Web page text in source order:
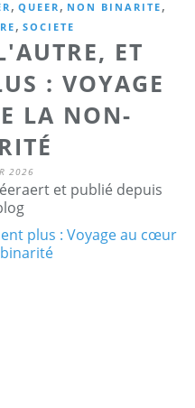
, QUEER , NON BINARITE ,
, SOCIETE
ET
: VOYAGE
LA NON-
2026
et publié depuis